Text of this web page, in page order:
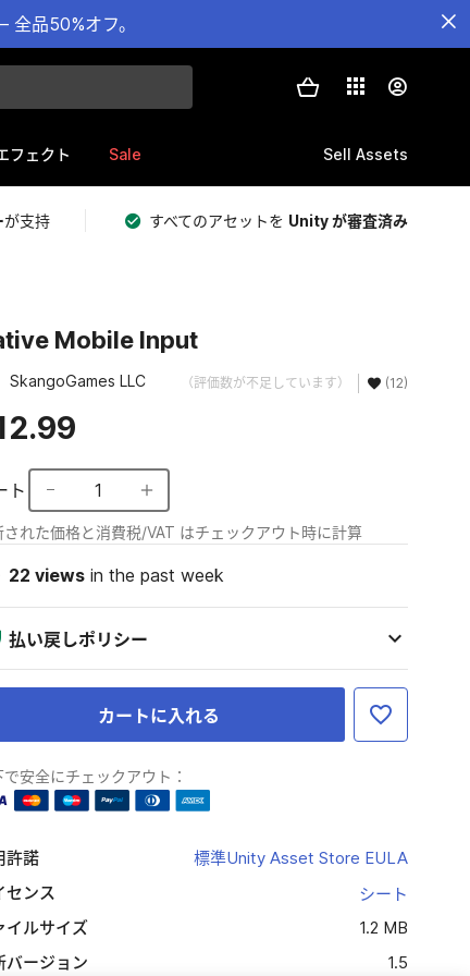
品50%オフ。
フェクト Sale Sell Assets
が支持 すべてのアセットを Unity が審査済み
Mobile Input
SkangoGames LLC （評価数が不足しています） (12)
ト 1
された価格と消費税/VAT はチェックアウト時に計算
22 viewsin the past week
払い戻しポリシー
カートに入れる
で安全にチェックアウト：
許諾
標準Unity Asset Store EULA
センス
シート
イルサイズ
1.2 MB
バージョン
1.5